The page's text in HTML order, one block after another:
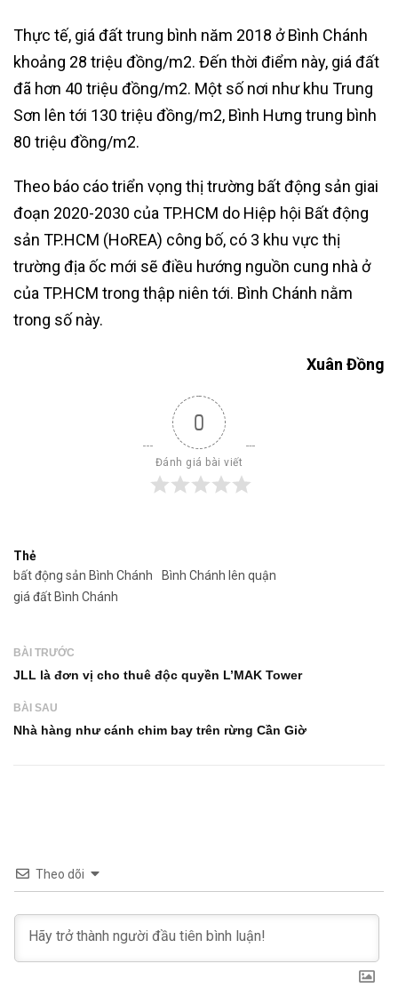
Thực tế, giá đất trung bình năm 2018 ở Bình Chánh
khoảng 28 triệu đồng/m2. Đến thời điểm này, giá đất
đã hơn 40 triệu đồng/m2. Một số nơi như khu Trung
Sơn lên tới 130 triệu đồng/m2, Bình Hưng trung bình
80 triệu đồng/m2.
Theo báo cáo triển vọng thị trường bất động sản giai
đoạn 2020-2030 của TP.HCM do Hiệp hội Bất động
sản TP.HCM (HoREA) công bố, có 3 khu vực thị
trường địa ốc mới sẽ điều hướng nguồn cung nhà ở
của TP.HCM trong thập niên tới. Bình Chánh nằm
trong số này.
Xuân Đồng
0
Đánh giá bài viết
Thẻ
bất động sản Bình Chánh
Bình Chánh lên quận
giá đất Bình Chánh
BÀI TRƯỚC
JLL là đơn vị cho thuê độc quyền L’MAK Tower
BÀI SAU
Nhà hàng như cánh chim bay trên rừng Cần Giờ
Theo dõi